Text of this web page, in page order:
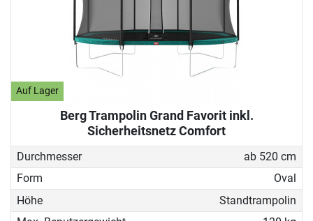
Auf Lager
Berg Trampolin Grand Favorit inkl.
Sicherheitsnetz Comfort
Durchmesser
ab 520 cm
Form
Oval
Höhe
Standtrampolin